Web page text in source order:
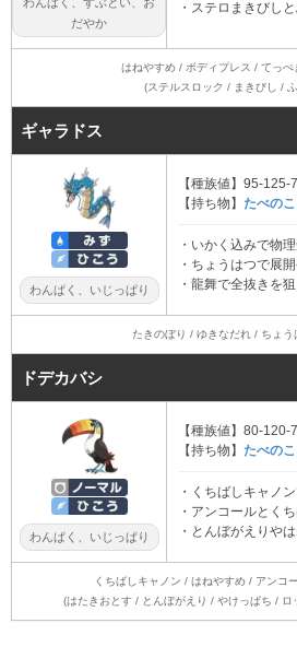
だやか
・ステロまきびし
はねやすめ / ボディプレス / てっぺ
(ステルスロック / まきびし /
ギャラドス
わんぱく、いじっぱり
【種族値】95-
【持ち物】 たべのこ
・いかく込みで物
・ちょうはつで展
・龍舞で全抜きを
たきのぼり / ゆきなだれ / ちょう
ドデカバシ
わんぱく、いじっぱり
【種族値】80-
【持ち物】 たべのこ
・くちばしキャノ
・アンコールとく
・とんぼがえりや
くちばしキャノン / はねやすめ / アンコ
(はたきおとす / とんぼがえり / やけっぱち / ロ